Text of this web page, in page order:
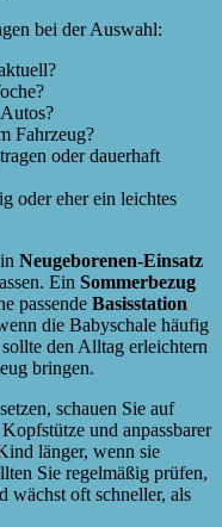
bei der Auswahl:
Fahrzeug?
oder dauerhaft
oder eher ein leichtes
Neugeborenen-Einsatz
Ein Sommerbezug
passende Basisstation
die Babyschale häufig
den Alltag erleichtern
bringen.
schauen Sie auf
und anpassbarer
länger, wenn sie
Sie regelmäßig prüfen,
wächst oft schneller, als